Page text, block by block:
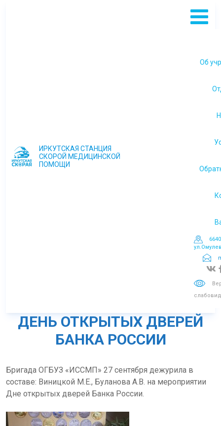
ИРКУТСКАЯ СТАНЦИЯ
СКОРОЙ МЕДИЦИНСКОЙ
ПОМОЩИ
Об
Виды
ДЕНЬ ОТКРЫТЫХ ДВЕРЕЙ
БАНКА РОССИИ
Бригада ОГБУЗ «ИССМП» 27 сентября дежурила в
составе: Виницкой М.Е., Буланова А.В. на мероприятии
Дне открытых дверей Банка России.